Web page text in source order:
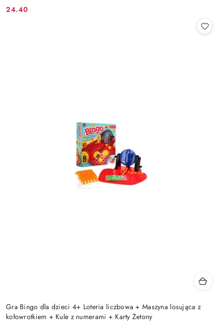
Cena:
24.40
Gra Bingo dla dzieci 4+ Loteria liczbowa + Maszyna losująca z
kołowrotkiem + Kule z numerami + Karty Żetony